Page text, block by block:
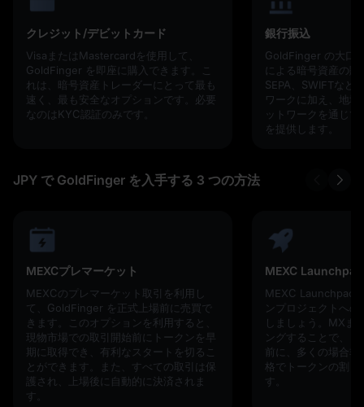
クレジット/デビットカード
VisaまたはMastercardを使用して、
GoldFinger を即座に購入できます。こ
れは、暗号資産トレーダーにとって最も
速く、最も安全なオプションです。必要
なのはKYC認証のみです。
銀行振込
GoldFinger の大口
による暗号資産の
SEPA、SWIFTなど
ワークに加え、地
ットワークを通じ
を提供します。
JPY で GoldFinger を入手する 3 つの方法
MEXCプレマーケット
MEXCのプレマーケット取引を利用し
て、GoldFinger を正式上場前に売買で
きます。このオプションを利用すると、
現物市場での取引開始前にトークンを早
期に取得でき、有利なスタートを切るこ
とができます。また、すべての取引は保
護され、上場後に自動的に決済されま
す。
MEXC Launchpad
MEXC Launchpad
ンプロジェクトへ
しましょう。MXま
ングすることで、
前に、多くの場合
格でトークンの割り
す。